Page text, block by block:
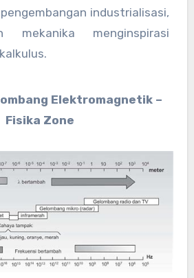
industrialisasi,
mekanika menginspirasi
Elektromagnetik –
Fisika Zone